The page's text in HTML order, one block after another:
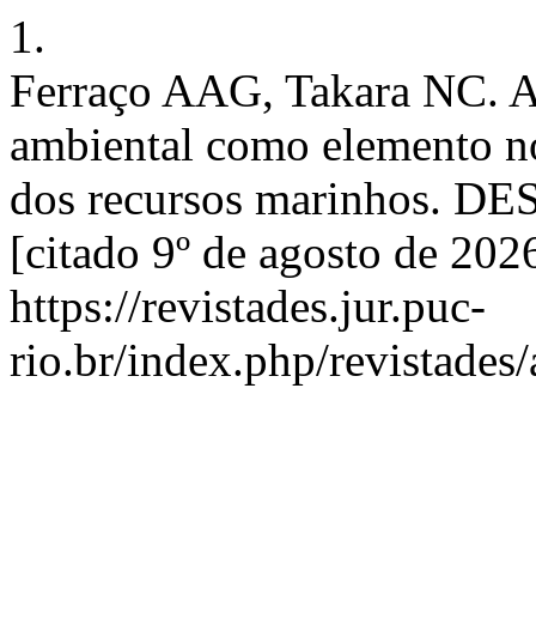
1.
Ferraço AAG, Takara NC.
ambiental como elemento
dos recursos marinhos.
[citado 9º de agosto de
https://revistades.jur.puc-
rio.br/index.php/